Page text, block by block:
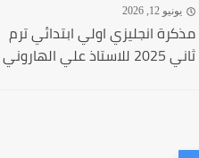
يونيو 12, 2026
مذكرة انجليزي اولي ابتدائي ترم
ثاني 2025 للاستاذ علي الهاروني